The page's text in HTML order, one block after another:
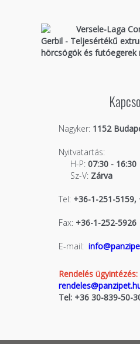
Versele-Laga
Gerbil - Teljesértékű
hörcsögök és futóegerek
Nagyker:1152
Nyitvatartás:
H-P:07:30 - 16:30
Sz-V:Zárva
Tel:+36-1-251-5159,
Fax:+36-1-252-5926
E-mail:
Rendelés ügyintézés:
Tel: +36 30-839-50-